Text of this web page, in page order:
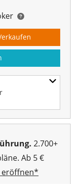
2.700+
Ab 5 €
eröffnen*